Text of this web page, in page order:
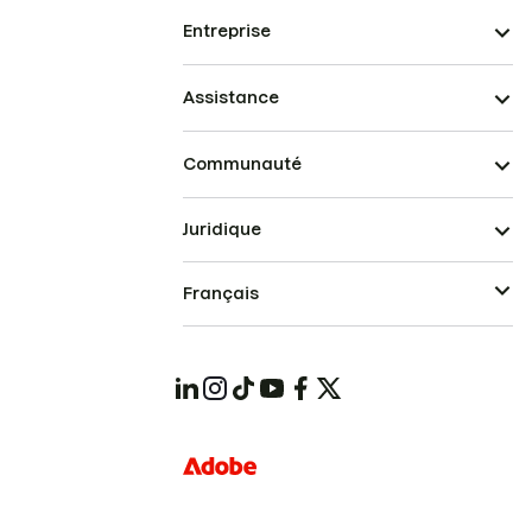
Entreprise
Assistance
Communauté
Juridique
Français